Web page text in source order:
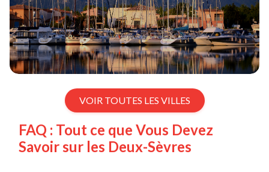
VOIR TOUTES LES VILLES
FAQ : Tout ce que Vous Devez
Savoir sur les Deux-Sèvres